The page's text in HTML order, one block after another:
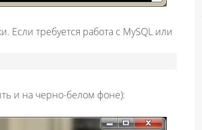
Если требуется работа с MySQL или
и на черно-белом фоне):